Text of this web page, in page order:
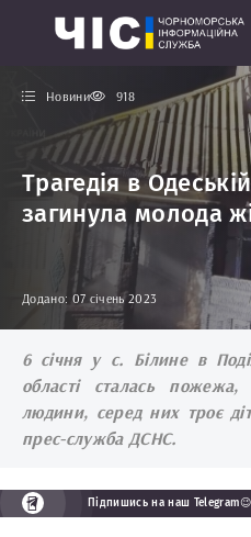
Новини 918
Трагедія в
загинула молода
Додано: 07 січень 2023
6 січня у с. Білине в
області сталась
людини, серед них троє
прес-служба ДСНС.
Підпишись на наш Telegram😉